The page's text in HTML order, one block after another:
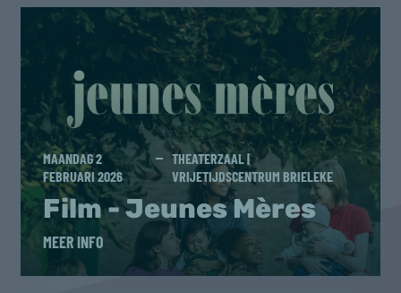
MAANDAG 2
FEBRUARI 2026
THEATERZAAL |
VRIJETIJDSCENTRUM BRIELEKE
Film - Jeunes Mères
MEER INFO